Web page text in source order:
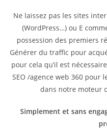
Ne laissez pas les sites
(WordPress…) ou E
possession des premiers
Générer du traffic pour
pour cela qu’il est
SEO /agence web 360 pour
dans notre moteur
Simplement et sans